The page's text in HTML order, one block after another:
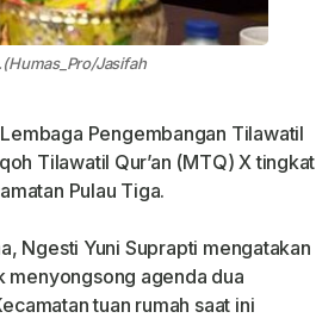
Jasifah
Pengembangan Tilawatil
Tilawatil Qur’an (MTQ) X tingkat
Pulau Tiga.
Ngesti Yuni Suprapti mengatakan
menyongsong agenda dua
tuan rumah saat ini